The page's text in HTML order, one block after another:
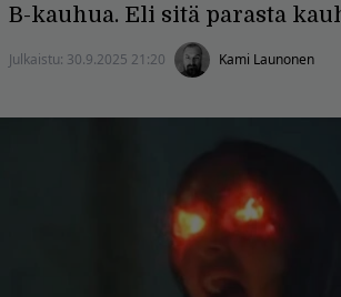
B-kauhua. Eli sitä parasta
Julkaistu: 30.9.2025 21:20 Kami Launonen